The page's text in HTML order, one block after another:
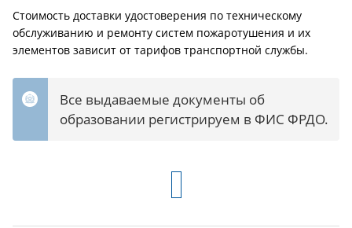
Стоимость доставки удостоверения по техническому
обслуживанию и ремонту систем пожаротушения и их
элементов зависит от тарифов транспортной службы.
Все выдаваемые документы об
образовании регистрируем в ФИС ФРДО.